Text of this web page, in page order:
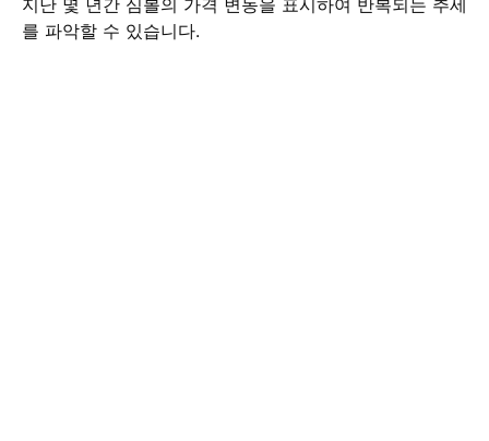
지난 몇 년간 심볼의 가격 변동을 표시하여 반복되는 추세
를 파악할 수 있습니다.